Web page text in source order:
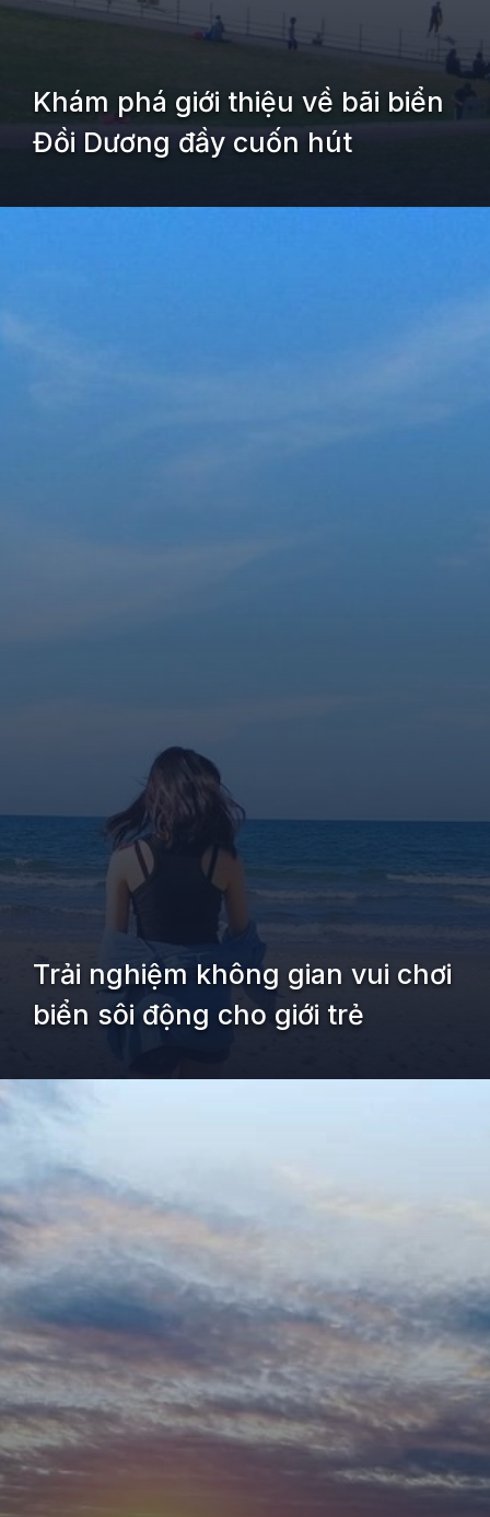
Khám phá giới thiệu về bãi biển
Đồi Dương đầy cuốn hút
Trải nghiệm không gian vui chơi
biển sôi động cho giới trẻ